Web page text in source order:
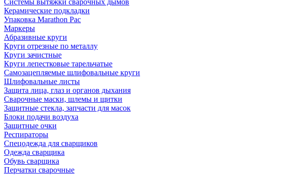
Системы вытяжки сварочных дымов
Керамические подкладки
Упаковка Marathon Pac
Маркеры
Абразивные круги
Круги отрезные по металлу
Круги зачистные
Круги лепестковые тарельчатые
Самозацепляемые шлифовальные круги
Шлифовальные листы
Защита лица, глаз и органов дыхания
Сварочные маски, шлемы и щитки
Защитные стекла, запчасти для масок
Блоки подачи воздуха
Защитные очки
Респираторы
Спецодежда для сварщиков
Одежда сварщика
Обувь сварщика
Перчатки сварочные